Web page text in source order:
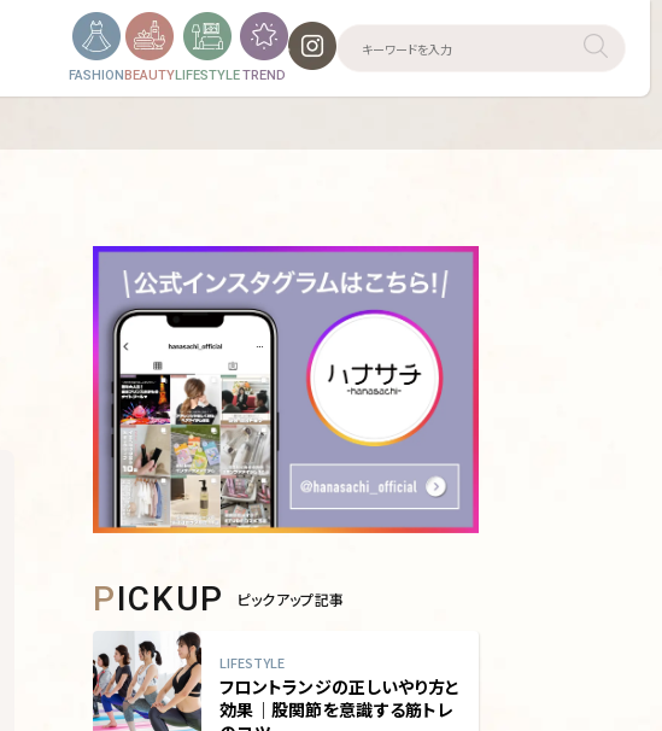
FASHIONBEAUTYLIFESTYLETREND
PICKUP ピックアップ記事
LIFESTYLE
フロントランジの正しいやり方と
効果｜股関節を意識する筋トレ